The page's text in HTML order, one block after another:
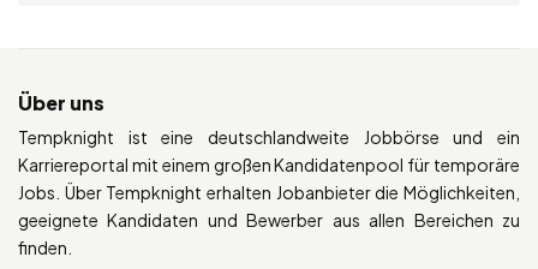
Über uns
Tempknight ist eine deutschlandweite Jobbörse und ein
Karriereportal mit einem großen Kandidatenpool für temporäre
Jobs. Über Tempknight erhalten Jobanbieter die Möglichkeiten,
geeignete Kandidaten und Bewerber aus allen Bereichen zu
finden.